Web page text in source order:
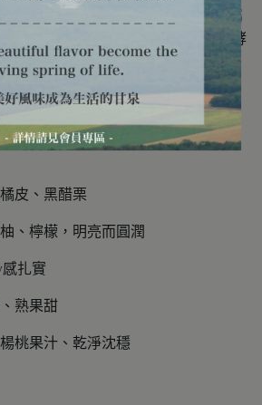
由數千位小農共同供應咖啡果實，屬
重水洗」工藝，並使用乾淨水源發酵
和手選。充分展現出小農合作的潛
程，使風味表現更加穩定優異。
皮、黑醋栗
、檸檬，明亮而圓潤
感扎實
熟果甜
桃果汁、乾淨沈穩